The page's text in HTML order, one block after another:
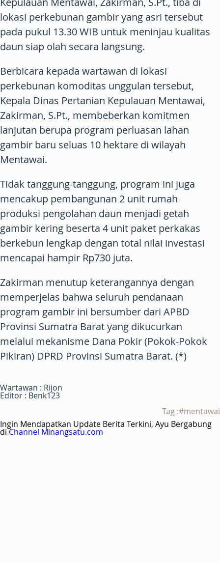
lokasi perkebunan gambir yang asri tersebut
pada pukul 13.30 WIB untuk meninjau kualitas
daun siap olah secara langsung.
Berbicara kepada wartawan di lokasi
perkebunan komoditas unggulan tersebut,
Kepala Dinas Pertanian Kepulauan Mentawai,
Zakirman, S.Pt., membeberkan komitmen
lanjutan berupa program perluasan lahan
gambir baru seluas 10 hektare di wilayah
Mentawai.
Tidak tanggung-tanggung, program ini juga
mencakup pembangunan 2 unit rumah
produksi pengolahan daun menjadi getah
gambir kering beserta 4 unit paket perkakas
berkebun lengkap dengan total nilai investasi
mencapai hampir Rp730 juta.
Zakirman menutup keterangannya dengan
memperjelas bahwa seluruh pendanaan
program gambir ini bersumber dari APBD
Provinsi Sumatra Barat yang dikucurkan
melalui mekanisme Dana Pokir (Pokok-Pokok
Pikiran) DPRD Provinsi Sumatra Barat. (*)
Wartawan : Rijon
Editor : Benk123
Tag :#mentawai
Ingin Mendapatkan Update Berita Terkini, Ayu Bergabung
diChannel Minangsatu.com